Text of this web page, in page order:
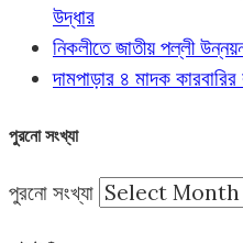
উদ্ধার
নিকলীতে জাতীয় পল্লী
দামপাড়ার ৪ মাদক
পুরনো সংখ্যা
পুরনো সংখ্যা